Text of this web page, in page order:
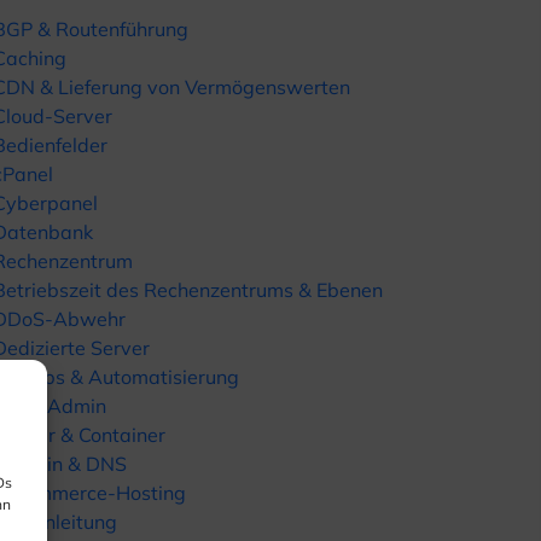
& Routenführung
& Lieferung von Vermögenswerten
Server
des Rechenzentrums & Ebenen
Abwehr
Server
DevOps & Automatisierung
DirectAdmin
Docker & Container
Domain & DNS
Commerce-Hosting
Kurzanleitung